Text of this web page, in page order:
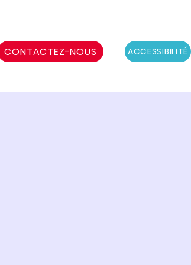
CONTACTEZ-NOUS ACCESSIBILITÉ